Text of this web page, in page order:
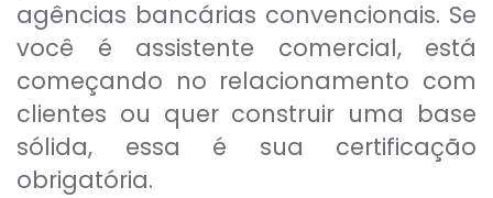
agências bancárias convencionais. Se
você é assistente comercial, está
começando no relacionamento com
clientes ou quer construir uma base
sólida, essa é sua certificação
obrigatória.